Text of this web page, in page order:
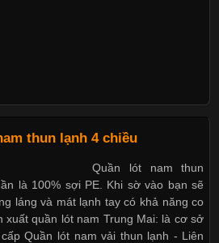
2026-05-20 14:58:56
chất liệu được sử dụng rộng rãi
nhờ đặc tính co giãn, mềm mại và
đồ thể thao cho đến đồ lót nam,
quan trọng trong quá trình sản xuất.
quần lót nam giá
thun lạnh 4 chiều
Quần lót nam thun
là 100% sợi PE. Khi sờ vào bạn sẽ
láng và mát lạnh tay có khả năng co
xuất quần lót nam Trung Mai: là cơ sở
Quần lót nam vải thun lạnh - Liên